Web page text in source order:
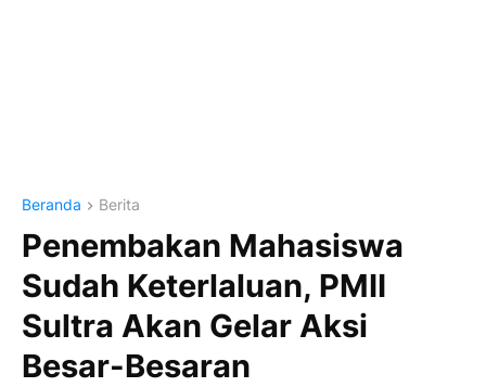
Beranda Berita
Penembakan Mahasiswa
Sudah Keterlaluan, PMII
Sultra Akan Gelar Aksi
Besar-Besaran